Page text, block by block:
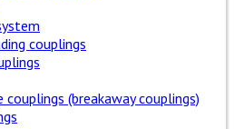
couplings
couplings (breakaway couplings)